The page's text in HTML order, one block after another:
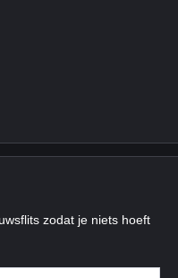
zodat je niets hoeft